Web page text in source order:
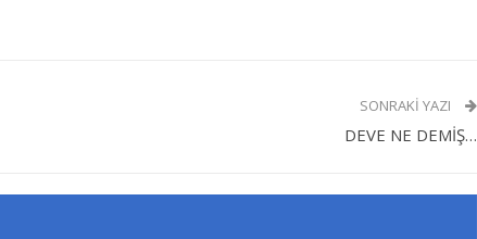
SONRAKI YAZI
DEVE NE DEMİŞ…